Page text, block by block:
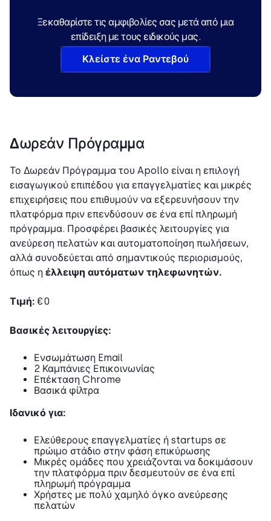
Ξεκαθαρίστε τις αμφιβολίες σας μετά από μια
επίδειξη με τους ειδικούς μας.
Κλείστε ένα Ραντεβού
Δωρεάν Πρόγραμμα
Το Δωρεάν Πρόγραμμα του Apollo είναι η επιλογή
εισαγωγικού επιπέδου για επαγγελματίες και μικρές
επιχειρήσεις που επιθυμούν να εξερευνήσουν την
πλατφόρμα πριν επενδύσουν σε ένα επί πληρωμή
πρόγραμμα. Προσφέρει βασικές λειτουργίες για
ανεύρεση πελατών και αυτοματοποίηση πωλήσεων,
αλλά συνοδεύεται από σημαντικούς περιορισμούς,
όπως η έλλειψη αυτόματων τηλεφωνητών.
Τιμή: €0
Βασικές λειτουργίες:
Ενσωμάτωση Email
2 Καμπάνιες Επικοινωνίας
Επέκταση Chrome
Βασικά φίλτρα
Ιδανικό για:
Ελεύθερους επαγγελματίες ή startups σε
πρώιμο στάδιο στην φάση επικύρωσης
Μικρές ομάδες που χρειάζονται να δοκιμάσουν
την πλατφόρμα πριν δεσμευτούν σε ένα επί
πληρωμή πρόγραμμα
Χρήστες με πολύ χαμηλό όγκο ανεύρεσης
πελατών